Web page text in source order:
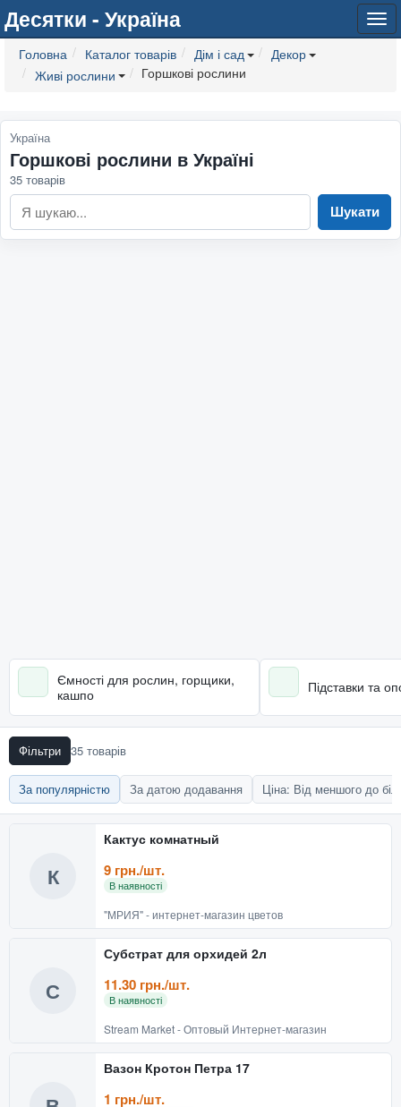
Десятки - Україна
Головна Каталог товарів Дім і сад
Декор
Живі рослини
Горшкові рослини
Україна
Горшкові рослини в Україні
35 товарів
Шукати
Ємності для рослин, горщики,
кашпо
Підставки та
Фільтри 35 товарів
За популярністю За датою додавання Ціна: Від меншого до
К
Кактус комнатный
9 грн./шт.
В наявності
"МРИЯ" - интернет-магазин цветов
С
Субстрат для орхидей 2л
11.30 грн./шт.
В наявності
Stream Market - Оптовый Интернет-магазин
Вазон Кротон Петра 17
1 грн./шт.